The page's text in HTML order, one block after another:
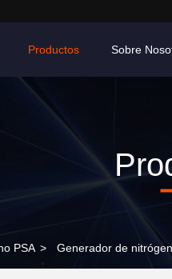
Productos Sobre
PSA > Generador de